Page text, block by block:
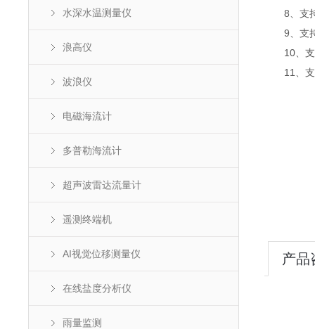
水深水温测量仪
浪高仪
波浪仪
电磁海流计
多普勒海流计
超声波雷达流量计
遥测终端机
AI视觉位移测量仪
在线盐度分析仪
雨量监测
8、支持
9、支持
10、支
11、支
产品